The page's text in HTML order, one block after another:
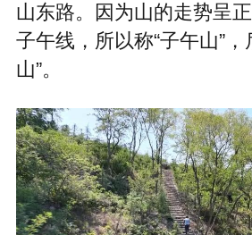
山东路。因为山的走势呈
子午线，所以称“子午山”，
山”。